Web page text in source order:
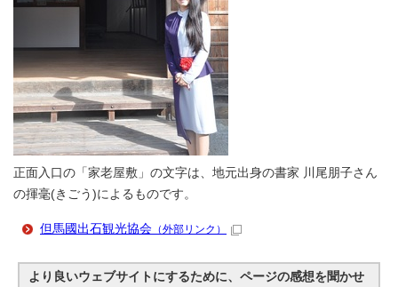
正面入口の「家老屋敷」の文字は、地元出身の書家 川尾朋子さん
の揮毫(きごう)によるものです。
但馬國出石観光協会 （外部リンク）
より良いウェブサイトにするために、ページの感想を聞かせ